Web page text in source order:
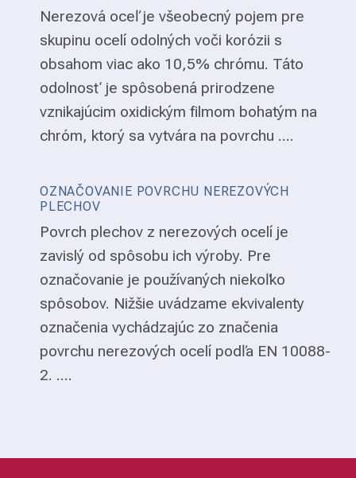
Nerezová oceľ je všeobecný pojem pre
skupinu ocelí odolných voči korózii s
obsahom viac ako 10,5% chrómu. Táto
odolnosť je spôsobená prirodzene
vznikajúcim oxidickým filmom bohatým na
chróm, ktorý sa vytvára na povrchu ....
OZNAČOVANIE POVRCHU NEREZOVÝCH
PLECHOV
Povrch plechov z nerezových ocelí je
zavislý od spôsobu ich výroby. Pre
označovanie je používaných niekoľko
spôsobov. Nižšie uvádzame ekvivalenty
označenia vychádzajúc zo značenia
povrchu nerezových ocelí podľa EN 10088-
2. ....